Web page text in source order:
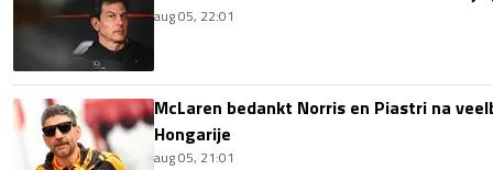
aug 05, 22:01
McLaren bedankt Norris en Piastri na
Hongarije
aug 05, 21:01